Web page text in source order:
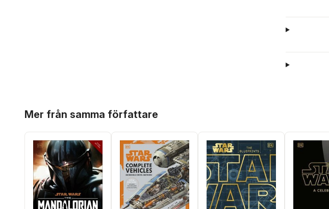
Mer från samma författare